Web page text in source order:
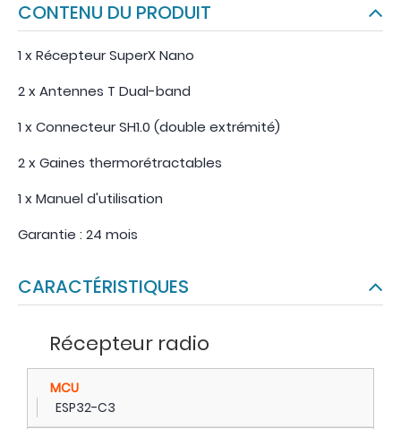
CONTENU DU PRODUIT
1 x Récepteur SuperX Nano
2 x Antennes T Dual-band
1 x Connecteur SH1.0 (double extrémité)
2 x Gaines thermorétractables
1 x Manuel d'utilisation
Garantie : 24 mois
CARACTÉRISTIQUES
Récepteur radio
MCU
ESP32-C3